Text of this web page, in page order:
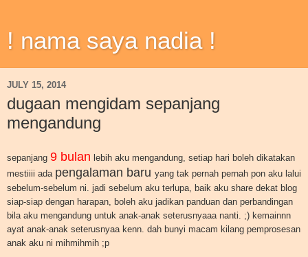
! nama saya nadia !
JULY 15, 2014
dugaan mengidam sepanjang
mengandung
sepanjang 9 bulan lebih aku mengandung, setiap hari boleh dikatakan
mestiiii ada pengalaman baru yang tak pernah pernah pon aku lalui
sebelum-sebelum ni. jadi sebelum aku terlupa, baik aku share dekat blog
siap-siap dengan harapan, boleh aku jadikan panduan dan perbandingan
bila aku mengandung untuk anak-anak seterusnyaaa nanti. ;) kemainnn
ayat anak-anak seterusnyaa kenn. dah bunyi macam kilang pemprosesan
anak aku ni mihmihmih ;p